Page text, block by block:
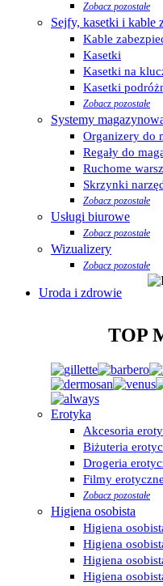
Zobacz pozostałe
Sejfy, kasetki i kable
Kable
Kasetki
Kasetki na
Kasetki
Zobacz pozostałe
Systemy
Organizery do
Regały do
Ruchome
Skrzynki
Zobacz pozostałe
Usługi biurowe
Zobacz pozostałe
Wizualizery
Zobacz pozostałe
Uroda i zdrowie
TOP
Erotyka
Akcesoria
Biżuteria
Drogeria
Filmy erotyczne
Zobacz pozostałe
Higiena osobista
Higiena
Higiena
Higiena
Higiena